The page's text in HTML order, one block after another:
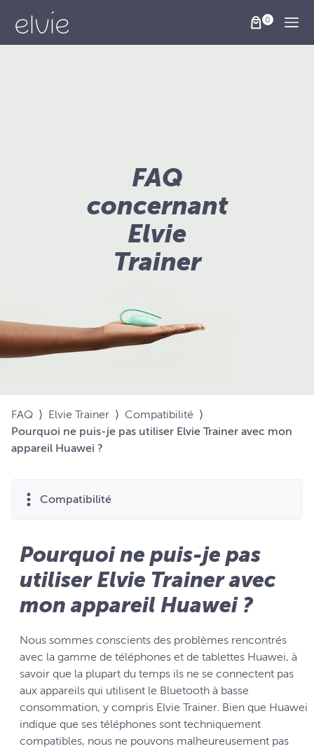
FAQ
concernant
Elvie
Trainer
FAQ ⟩ Elvie Trainer ⟩ Compatibilité ⟩
Pourquoi ne puis-je pas utiliser Elvie Trainer avec mon
appareil Huawei ?
Compatibilité
Pourquoi ne puis-je pas
utiliser Elvie Trainer avec
mon appareil Huawei ?
Nous sommes conscients des problèmes rencontrés
avec la gamme de téléphones et de tablettes Huawei, à
savoir que la plupart du temps ils ne se connectent pas
aux appareils qui utilisent le Bluetooth à basse
consommation, y compris Elvie Trainer. Bien que Huawei
indique que ses téléphones sont techniquement
compatibles, nous ne pouvons malheureusement pas